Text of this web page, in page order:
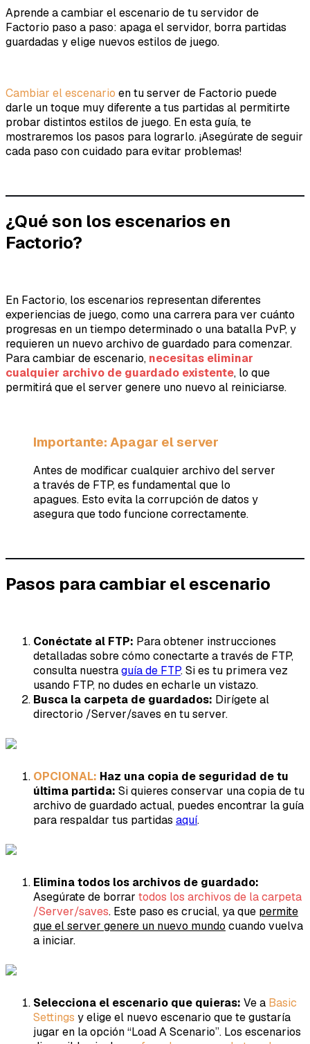
Aprende a cambiar el escenario de tu servidor de
Factorio paso a paso: apaga el servidor, borra partidas
guardadas y elige nuevos estilos de juego.
Cambiar el escenario en tu server de Factorio puede
darle un toque muy diferente a tus partidas al permitirte
probar distintos estilos de juego. En esta guía, te
mostraremos los pasos para lograrlo. ¡Asegúrate de seguir
cada paso con cuidado para evitar problemas!
¿Qué son los escenarios en
Factorio?
En Factorio, los escenarios representan diferentes
experiencias de juego, como una carrera para ver cuánto
progresas en un tiempo determinado o una batalla PvP, y
requieren un nuevo archivo de guardado para comenzar.
Para cambiar de escenario, necesitas eliminar
cualquier archivo de guardado existente, lo que
permitirá que el server genere uno nuevo al reiniciarse.
Importante: Apagar el server
Antes de modificar cualquier archivo del server
a través de FTP, es fundamental que lo
apagues. Esto evita la corrupción de datos y
asegura que todo funcione correctamente.
Pasos para cambiar el escenario
Conéctate al FTP: Para obtener instrucciones
detalladas sobre cómo conectarte a través de FTP,
consulta nuestraguía de FTP. Si es tu primera vez
usando FTP, no dudes en echarle un vistazo.
Busca la carpeta de guardados: Dirígete al
directorio /Server/saves en tu server.
OPCIONAL: Haz una copia de seguridad de tu
última partida: Si quieres conservar una copia de tu
archivo de guardado actual, puedes encontrar la guía
para respaldar tus partidas aquí.
Elimina todos los archivos de guardado:
Asegúrate de borrar todos los archivos de la carpeta
/Server/saves. Este paso es crucial, ya que permite
que el server genere un nuevo mundo cuando vuelva
a iniciar.
Selecciona el escenario que quieras: Ve a Basic
Settings y elige el nuevo escenario que te gustaría
jugar en la opción “Load A Scenario”. Los escenarios